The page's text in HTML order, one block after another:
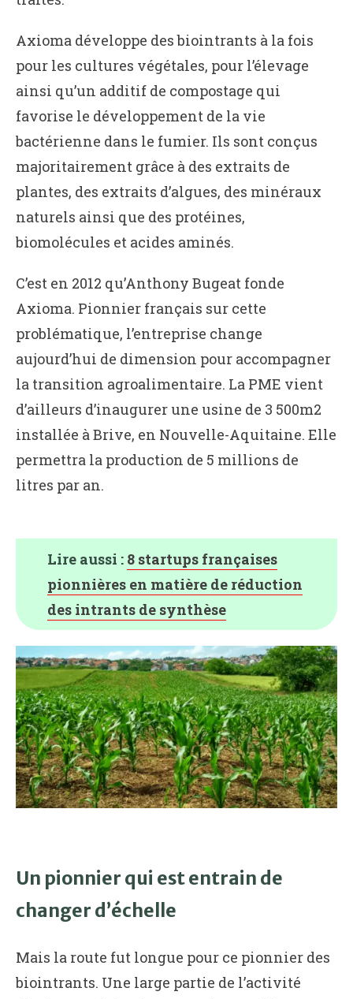
Axioma développe des biointrants à la fois
pour les cultures végétales, pour l’élevage
ainsi qu’un additif de compostage qui
favorise le développement de la vie
bactérienne dans le fumier. Ils sont conçus
majoritairement grâce à des extraits de
plantes, des extraits d’algues, des minéraux
naturels ainsi que des protéines,
biomolécules et acides aminés.
C’est en 2012 qu’Anthony Bugeat fonde
Axioma. Pionnier français sur cette
problématique, l’entreprise change
aujourd’hui de dimension pour accompagner
la transition agroalimentaire. La PME vient
d’ailleurs d’inaugurer une usine de 3 500m2
installée à Brive, en Nouvelle-Aquitaine. Elle
permettra la production de 5 millions de
litres par an.
Lire aussi : 8 startups françaises
pionnières en matière de réduction
des intrants de synthèse
Un pionnier qui est entrain de
changer d’échelle
Mais la route fut longue pour ce pionnier des
biointrants. Une large partie de l’activité